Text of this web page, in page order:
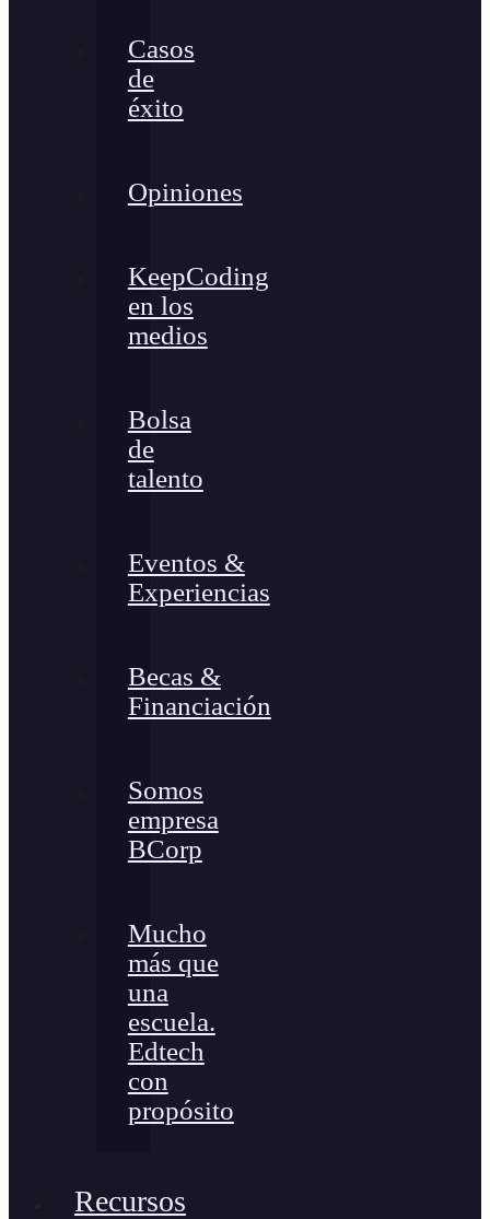
Casos
de
éxito
Opiniones
KeepCoding
en los
medios
Bolsa
de
talento
Eventos &
Experiencias
Becas &
Financiación
Somos
empresa
BCorp
Mucho
más que
una
escuela.
Edtech
con
propósito
Recursos